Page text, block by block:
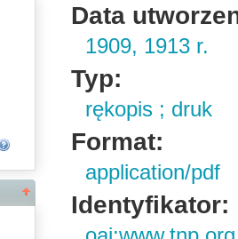
Data
1909, 1913 r.
Typ:
rękopis ; druk
Format:
application/pdf
Identyfikator: